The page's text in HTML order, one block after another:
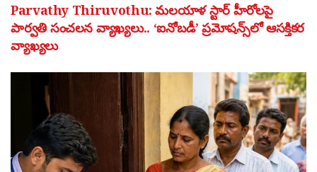
Parvathy Thiruvothu: మలయాళ స్టార్ హీరోలపై
పార్వతి సంచలన వ్యాఖ్యలు.. ‘ఐనోబడీ’ ప్రమోషన్స్‌లో ఆసక్తికర
వ్యాఖ్యలు